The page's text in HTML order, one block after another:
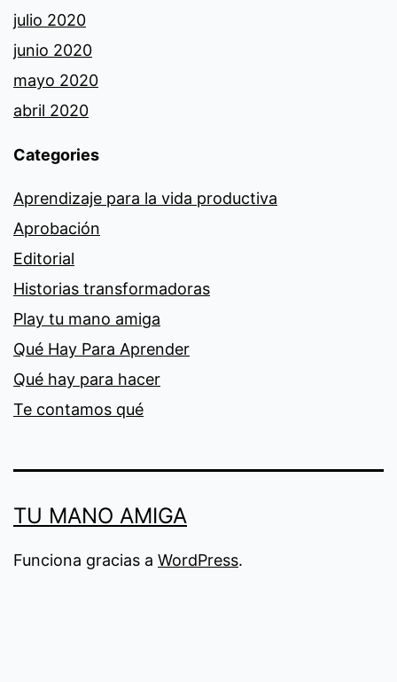
julio 2020
junio 2020
mayo 2020
abril 2020
Categories
Aprendizaje para la vida productiva
Aprobación
Editorial
Historias transformadoras
Play tu mano amiga
Qué Hay Para Aprender
Qué hay para hacer
Te contamos qué
TU MANO AMIGA
Funciona gracias a WordPress.